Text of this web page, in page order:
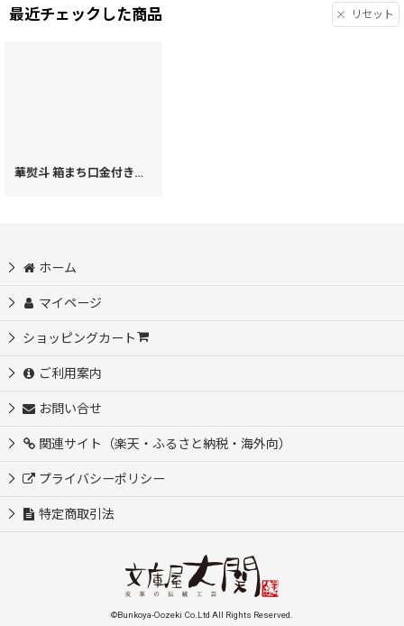
最近チェックした商品 リセット
華熨斗 箱まち口金付き札入れ（絢爛柄）［t］
ホーム
マイページ
ショッピングカート
ご利用案内
お問い合せ
関連サイト（楽天・ふるさと納税・海外向）
プライバシーポリシー
特定商取引法
©Bunkoya-Oozeki Co.Ltd All Rights Reserved.